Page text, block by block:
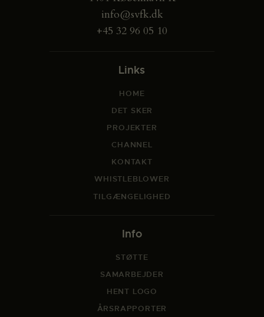
info@svfk.dk
+45 32 96 05 10
Links
HOME
DET SKER
PROJEKTER
CHANNEL
KONTAKT
WHISTLEBLOWER
TILGÆNGELIGHED
Info
STØTTE
SAMARBEJDER
HENT LOGO
ÅRSRAPPORTER